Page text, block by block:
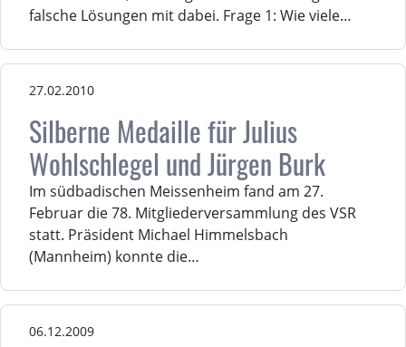
falsche Lösungen mit dabei. Frage 1: Wie viele…
27.02.2010
Silberne Medaille für Julius
Wohlschlegel und Jürgen Burk
Im südbadischen Meissenheim fand am 27.
Februar die 78. Mitgliederversammlung des VSR
statt. Präsident Michael Himmelsbach
(Mannheim) konnte die…
06.12.2009